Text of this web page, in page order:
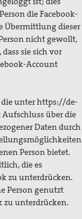
die Facebook-
Übermittlung dieser
nicht gewollt,
sie sich vor
Account
unter https://de-
über die
Daten durch
Person bietet.
die es
zu unterdrücken.
Person genutzt
zu unterdrücken.